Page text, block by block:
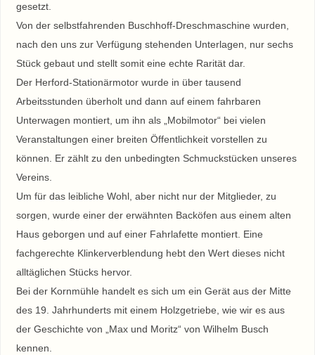
gesetzt.
Von der selbstfahrenden Buschhoff-Dreschmaschine wurden,
nach den uns zur Verfügung stehenden Unterlagen, nur sechs
Stück gebaut und stellt somit eine echte Rarität dar.
Der Herford-Stationärmotor wurde in über tausend
Arbeitsstunden überholt und dann auf einem fahrbaren
Unterwagen montiert, um ihn als „Mobilmotor“ bei vielen
Veranstaltungen einer breiten Öffentlichkeit vorstellen zu
können. Er zählt zu den unbedingten Schmuckstücken unseres
Vereins.
Um für das leibliche Wohl, aber nicht nur der Mitglieder, zu
sorgen, wurde einer der erwähnten Backöfen aus einem alten
Haus geborgen und auf einer Fahrlafette montiert. Eine
fachgerechte Klinkerverblendung hebt den Wert dieses nicht
alltäglichen Stücks hervor.
Bei der Kornmühle handelt es sich um ein Gerät aus der Mitte
des 19. Jahrhunderts mit einem Holzgetriebe, wie wir es aus
der Geschichte von „Max und Moritz“ von Wilhelm Busch
kennen.